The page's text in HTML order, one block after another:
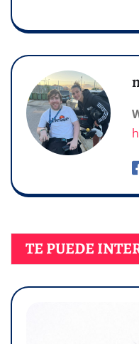
TE PUEDE